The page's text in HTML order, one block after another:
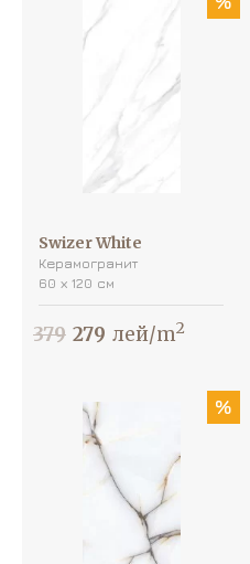
Swizer White
Керамогранит
60 х 120 см
379 279 лей/m2
%